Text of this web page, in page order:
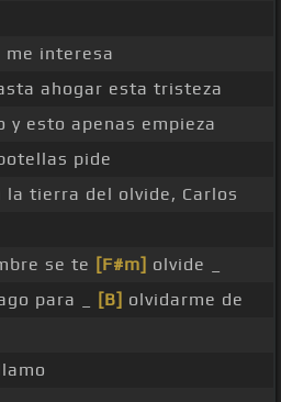
me interesa
ahogar esta tristeza
y esto apenas empieza
pide
la tierra del olvide, Carlos
se te [F#m] olvide _
para _ [B] olvidarme de